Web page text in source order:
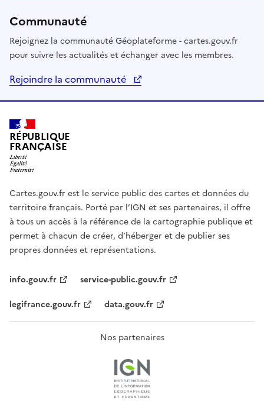
Communauté
Rejoignez la communauté Géoplateforme - cartes.gouv.fr
pour suivre les actualités et échanger avec les membres.
Rejoindre la communauté
RÉPUBLIQUE
FRANÇAISE
Cartes.gouv.fr est le service public des cartes et données du
territoire français. Porté par l’IGN et ses partenaires, il offre
à tous un accès à la référence de la cartographie publique et
permet à chacun de créer, d’héberger et de publier ses
propres données et représentations.
info.gouv.fr
service-public.gouv.fr
legifrance.gouv.fr
data.gouv.fr
Nos partenaires